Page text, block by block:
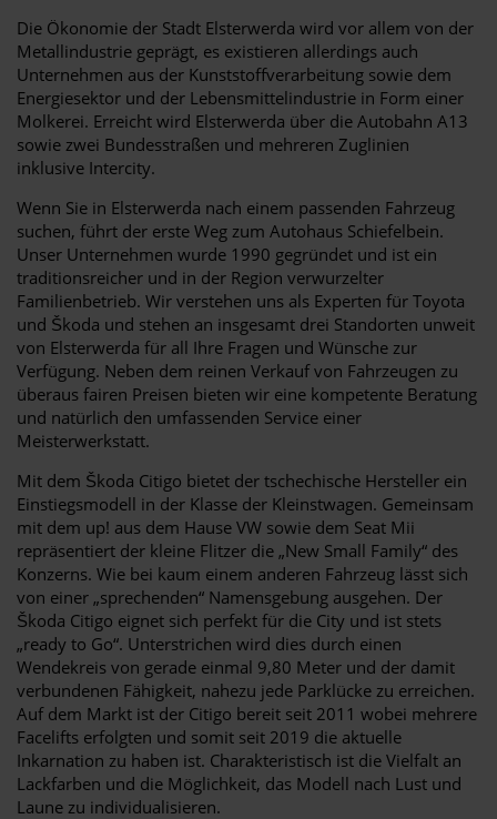
Die Ökonomie der Stadt Elsterwerda wird vor allem von der
Metallindustrie geprägt, es existieren allerdings auch
Unternehmen aus der Kunststoffverarbeitung sowie dem
Energiesektor und der Lebensmittelindustrie in Form einer
Molkerei. Erreicht wird Elsterwerda über die Autobahn A13
sowie zwei Bundesstraßen und mehreren Zuglinien
inklusive Intercity.
Wenn Sie in Elsterwerda nach einem passenden Fahrzeug
suchen, führt der erste Weg zum Autohaus Schiefelbein.
Unser Unternehmen wurde 1990 gegründet und ist ein
traditionsreicher und in der Region verwurzelter
Familienbetrieb. Wir verstehen uns als Experten für Toyota
und Škoda und stehen an insgesamt drei Standorten unweit
von Elsterwerda für all Ihre Fragen und Wünsche zur
Verfügung. Neben dem reinen Verkauf von Fahrzeugen zu
überaus fairen Preisen bieten wir eine kompetente Beratung
und natürlich den umfassenden Service einer
Meisterwerkstatt.
Mit dem Škoda Citigo bietet der tschechische Hersteller ein
Einstiegsmodell in der Klasse der Kleinstwagen. Gemeinsam
mit dem up! aus dem Hause VW sowie dem Seat Mii
repräsentiert der kleine Flitzer die „New Small Family“ des
Konzerns. Wie bei kaum einem anderen Fahrzeug lässt sich
von einer „sprechenden“ Namensgebung ausgehen. Der
Škoda Citigo eignet sich perfekt für die City und ist stets
„ready to Go“. Unterstrichen wird dies durch einen
Wendekreis von gerade einmal 9,80 Meter und der damit
verbundenen Fähigkeit, nahezu jede Parklücke zu erreichen.
Auf dem Markt ist der Citigo bereit seit 2011 wobei mehrere
Facelifts erfolgten und somit seit 2019 die aktuelle
Inkarnation zu haben ist. Charakteristisch ist die Vielfalt an
Lackfarben und die Möglichkeit, das Modell nach Lust und
Laune zu individualisieren.